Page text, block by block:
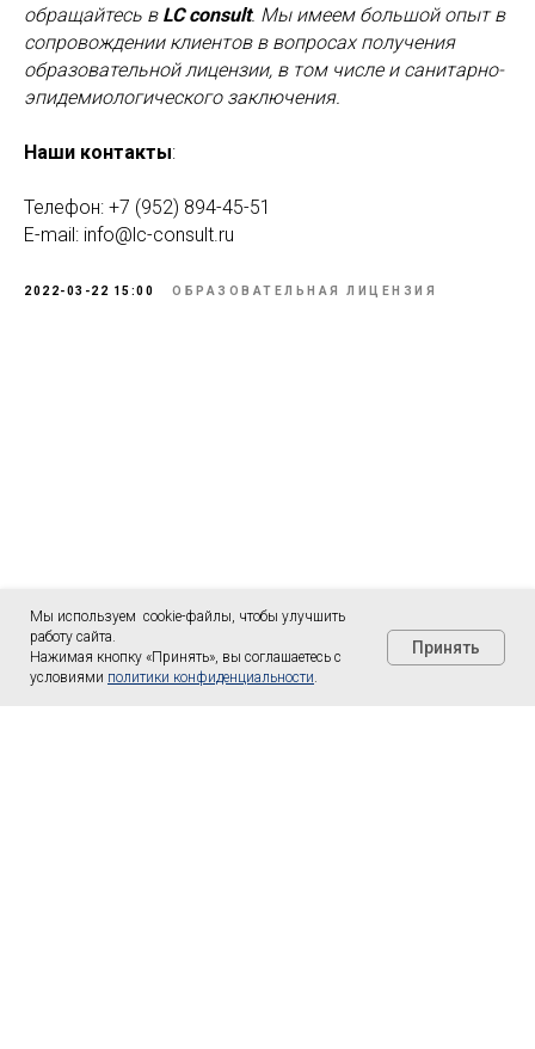
обращайтесь в LC consult. Мы имеем большой опыт в
сопровождении клиентов в вопросах получения
образовательной лицензии, в том числе и санитарно-
эпидемиологического заключения.
Наши контакты:
Телефон: +7 (952) 894-45-51
E-mail: info@lc-consult.ru
2022-03-22 15:00 ОБРАЗОВАТЕЛЬНАЯ ЛИЦЕНЗИЯ
Мы используем cookie-файлы, чтобы улучшить
работу сайта.
Нажимая кнопку «Принять», вы соглашаетесь с
условиями политики конфиденциальности.
Принять